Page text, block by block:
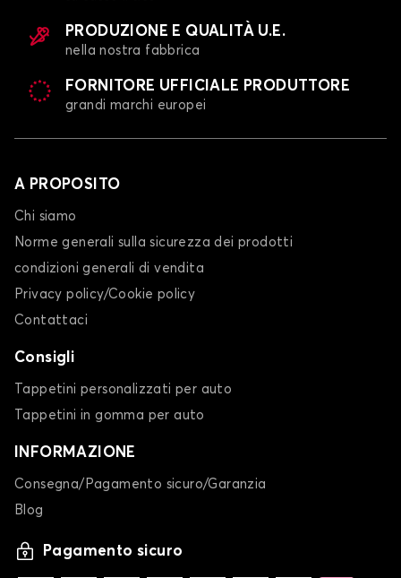
PRODUZIONE E QUALITÀ U.E.
nella nostra fabbrica
FORNITORE UFFICIALE PRODUTTORE
grandi marchi europei
A PROPOSITO
Chi siamo
Norme generali sulla sicurezza dei prodotti
condizioni generali di vendita
Privacy policy/Cookie policy
Contattaci
Consigli
Tappetini personalizzati per auto
Tappetini in gomma per auto
INFORMAZIONE
Consegna/Pagamento sicuro/Garanzia
Blog
Pagamento sicuro